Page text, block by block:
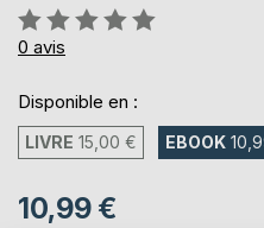
Évaluation:
0%
0 avis
Disponible en :
LIVRE 15,00 € EBOOK
10,99 €